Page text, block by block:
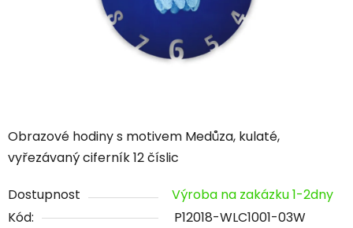
Obrazové hodiny s motivem Medůza, kulaté,
vyřezávaný ciferník 12 číslic
Dostupnost
Výroba na zakázku 1-2dny
Kód:
P12018-WLC1001-03W